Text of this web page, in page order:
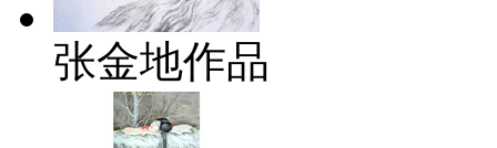
张金地作品